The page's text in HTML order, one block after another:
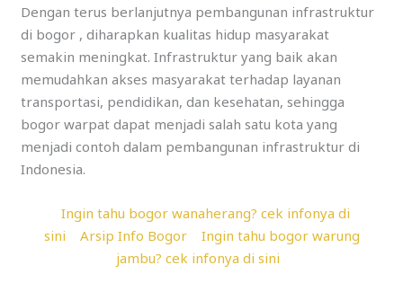
Dengan terus berlanjutnya pembangunan infrastruktur
di bogor , diharapkan kualitas hidup masyarakat
semakin meningkat. Infrastruktur yang baik akan
memudahkan akses masyarakat terhadap layanan
transportasi, pendidikan, dan kesehatan, sehingga
bogor warpat dapat menjadi salah satu kota yang
menjadi contoh dalam pembangunan infrastruktur di
Indonesia.
Ingin tahu bogor wanaherang? cek infonya di
sini
Arsip Info Bogor
Ingin tahu bogor warung
jambu? cek infonya di sini